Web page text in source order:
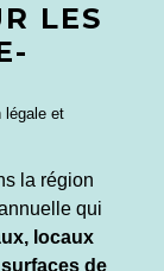
LES
légale et
la région
qui
locaux
de